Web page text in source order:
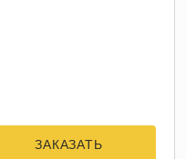
ЗАКАЗАТЬ